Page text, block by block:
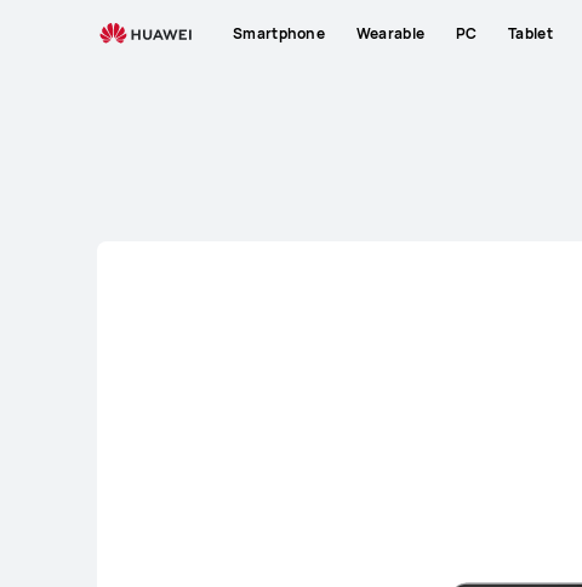
υπολογιστές
Smartphone Wearable PC Tablet